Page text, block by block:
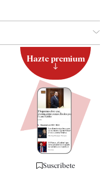
Hazte premium
Suscríbete